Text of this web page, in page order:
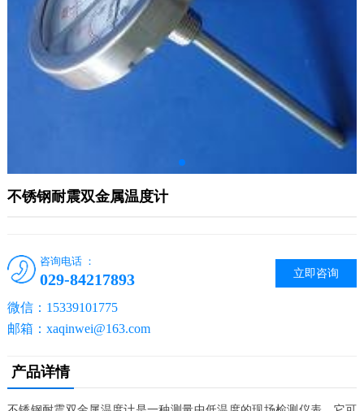
不锈钢耐震双金属温度计
立即咨询
咨询电话 ：
029-84217893
微信：15339101775
邮箱：xaqinwei@163.com
产品详情